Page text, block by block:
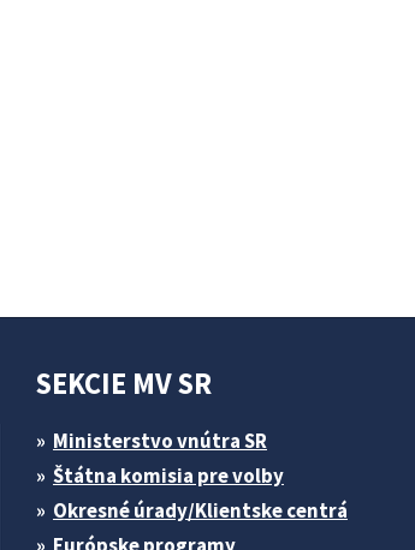
SEKCIE MV SR
Ministerstvo vnútra SR
Štátna komisia pre volby
Okresné úrady/Klientske centrá
Európske programy